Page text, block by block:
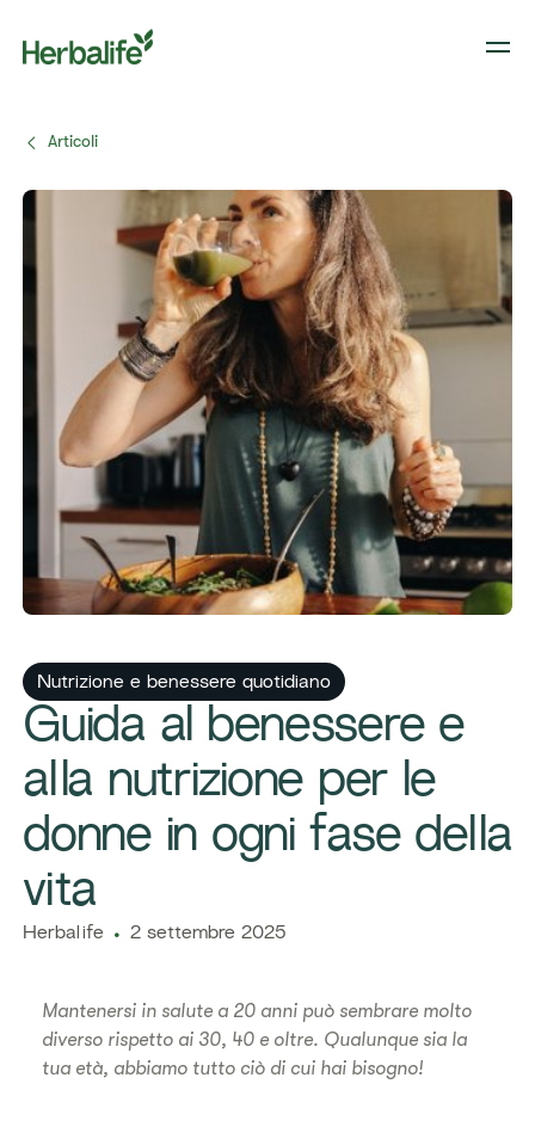
Articoli
Nutrizione e benessere quotidiano
Guida al benessere e
alla nutrizione per le
donne in ogni fase della
vita
Herbalife 2 settembre 2025
Mantenersi in salute a 20 anni può sembrare molto
diverso rispetto ai 30, 40 e oltre. Qualunque sia la
tua età, abbiamo tutto ciò di cui hai bisogno!